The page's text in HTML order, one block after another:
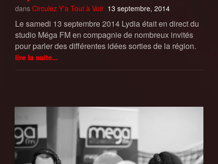
dans Circulez Y'a Tout à Voir 13 septembre, 2014
Le samedi 13 septembre 2014 Lydia était en direct du
studio Méga FM en compagnie de nombreux invités
pour parler des différentes idées sorties de la région.
lire la suite...